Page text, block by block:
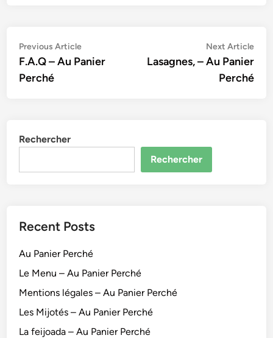
Navigation
de
l’article
Previous ArticlePrevious
article:
F.A.Q – Au Panier
Perché
Next Article
Lasagnes, – Au Panier
Perché
Rechercher
Rechercher
Recent Posts
Au Panier Perché
Le Menu – Au Panier Perché
Mentions légales – Au Panier Perché
Les Mijotés – Au Panier Perché
La feijoada – Au Panier Perché